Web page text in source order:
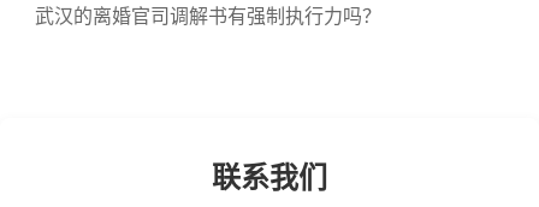
武汉的离婚官司调解书有强制执行力吗？
联系我们